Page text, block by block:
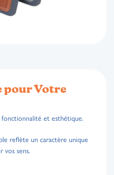
pour Votre
et esthétique.
reflète un caractère unique
vos sens.